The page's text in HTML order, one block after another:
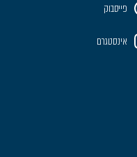
פייסבוק
אינסטגרם